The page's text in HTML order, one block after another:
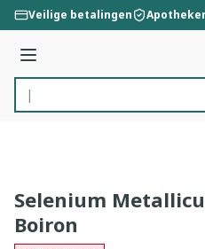
Ga naar de inhoud
Veilige betalingen
Menu
Product, merk, categorie...
Selenium
Boiron